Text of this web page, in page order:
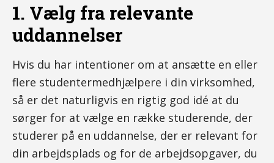
1. Vælg fra relevante
uddannelser
Hvis du har intentioner om at ansætte en eller
flere studentermedhjælpere i din virksomhed,
så er det naturligvis en rigtig god idé at du
sørger for at vælge en række studerende, der
studerer på en uddannelse, der er relevant for
din arbejdsplads og for de arbejdsopgaver, du